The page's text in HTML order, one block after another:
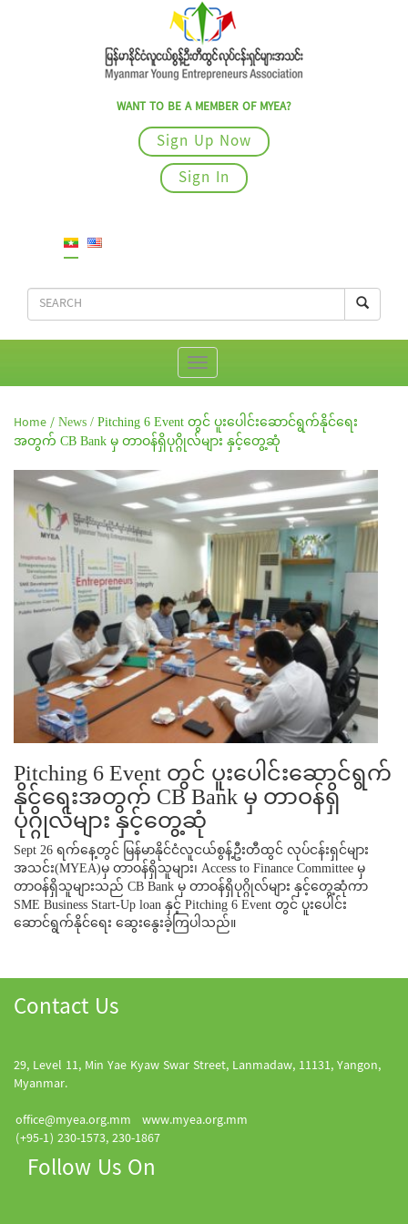
WANT TO BE A MEMBER OF MYEA?
Sign Up Now
Sign In
Home / News / Pitching 6 Event တွင် ပူးပေါင်းဆောင်ရွက်နိုင်ရေး
အတွက် CB Bank မှ တာဝန်ရှိပုဂ္ဂိုလ်များ နှင့်တွေ့ဆုံ
Pitching 6 Event တွင် ပူးပေါင်းဆောင်ရွက်
နိုင်ရေးအတွက် CB Bank မှ တာဝန်ရှိ
ပုဂ္ဂိုလ်များ နှင့်တွေ့ဆုံ
Sept 26 ရက်နေ့တွင် မြန်မာနိုင်ငံလူငယ်စွန့်ဦးတီထွင် လုပ်ငန်းရှင်များ
အသင်း(MYEA)မှ တာဝန်ရှိသူများ၊ Access to Finance Committee မှ
တာဝန်ရှိသူများသည် CB Bank မှ တာဝန်ရှိပုဂ္ဂိုလ်များ နှင့်တွေ့ဆုံကာ
SME Business Start-Up loan နှင့် Pitching 6 Event တွင် ပူးပေါင်း
ဆောင်ရွက်နိုင်ရေး ဆွေးနွေးခဲ့ကြပါသည်။
Contact Us
29, Level 11, Min Yae Kyaw Swar Street, Lanmadaw, 11131, Yangon,
Myanmar.
office@myea.org.mm www.myea.org.mm
(+95-1) 230-1573, 230-1867
Follow Us On